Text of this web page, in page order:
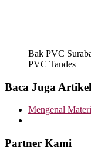
Bak PVC
PVC Tandes
Baca Juga Artikel
Mengenal
Partner Kami